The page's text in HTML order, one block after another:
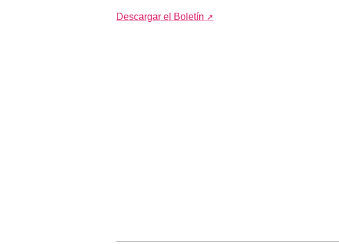
Descargar el Boletín